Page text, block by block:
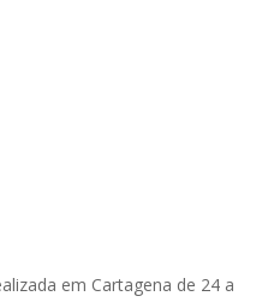
em Cartagena de 24 a